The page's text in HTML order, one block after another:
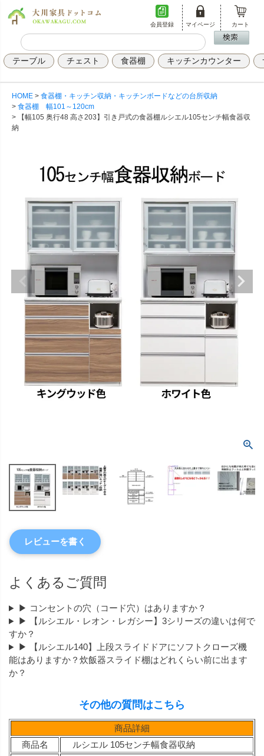
会員登録 マイページ カート
テーブル チェスト 食器棚 キッチンカウンター
HOME
食器棚・キッチン収納・キッチンボードなどの台所収納
食器棚 幅101～120cm
【幅105 奥行48 高さ203】引き戸式の食器棚ルシエル105センチ幅食器収
納
レビューを書く
よくあるご質問
▶ コンセントの穴（コード穴）はありますか？
▶ 【ルシエル・レオン・レガシー】3シリーズの違いは何で
すか？
▶ 【ルシエル140】上段スライドドアにソフトクローズ機
能はありますか？炊飯器スライド棚はどれくらい前に出ます
か？
その他の質問はこちら
商品詳細
商品名
ルシエル 105センチ幅食器収納